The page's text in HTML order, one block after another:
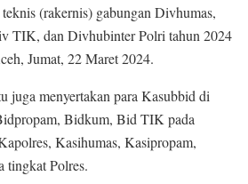
(rakernis) gabungan Divhumas,
TIK, dan Divhubinter Polri tahun 2024
Jumat, 22 Maret 2024.
juga menyertakan para Kasubbid di
Bidkum, Bid TIK pada
Kasihumas, Kasipropam,
tingkat Polres.